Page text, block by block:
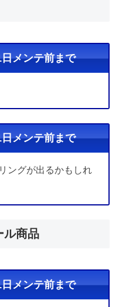
メンテ前まで
メンテ前まで
ングが出るかもしれ
ル商品
メンテ前まで